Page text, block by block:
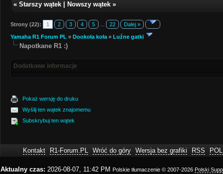
« Starszy wątek Nowszy wątek »
Strony (22): 1 2 3 4 5 22 Dalej »
Yamaha R1 Forum PL » Dookoła koła » Luźne gatki
Napotkane R1 :)
Dodatkowe informacje
Pokaż wersję do druku
Wyślij ten wątek znajomemu
Subskrybuj ten wątek
Kontakt R1-Forum.PL Wróć do góry Wersja bez grafiki RSS
Aktualny czas: 2026-08-07, 11:42 PM Polskie tłumaczenie © 2007-2026 Polski